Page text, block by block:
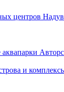
центров
и